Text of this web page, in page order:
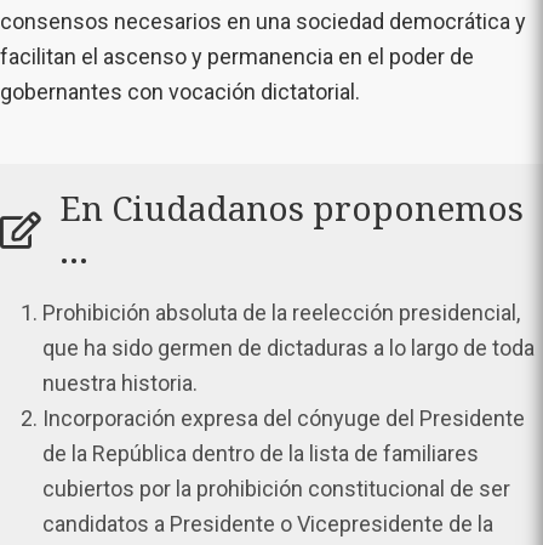
consensos necesarios en una sociedad democrática y
facilitan el ascenso y permanencia en el poder de
gobernantes con vocación dictatorial.
En Ciudadanos proponemos
...
Prohibición absoluta de la reelección presidencial,
que ha sido germen de dictaduras a lo largo de toda
nuestra historia.
Incorporación expresa del cónyuge del Presidente
de la República dentro de la lista de familiares
cubiertos por la prohibición constitucional de ser
candidatos a Presidente o Vicepresidente de la